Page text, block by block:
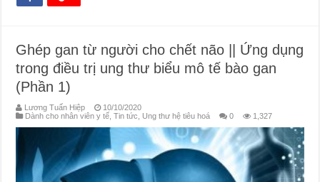
Ghép gan từ người cho chết não || Ứng dụng
trong điều trị ung thư biểu mô tế bào gan
(Phần 1)
Lương Tuấn Hiệp
10/10/2020
Dành cho nhân viên y tế,Tin tức, Ung thư hệ tiêu hoá 0 1,327